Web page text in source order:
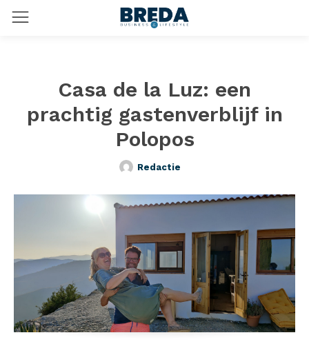
Casa de la Luz: een
prachtig gastenverblijf in
Polopos
Redactie